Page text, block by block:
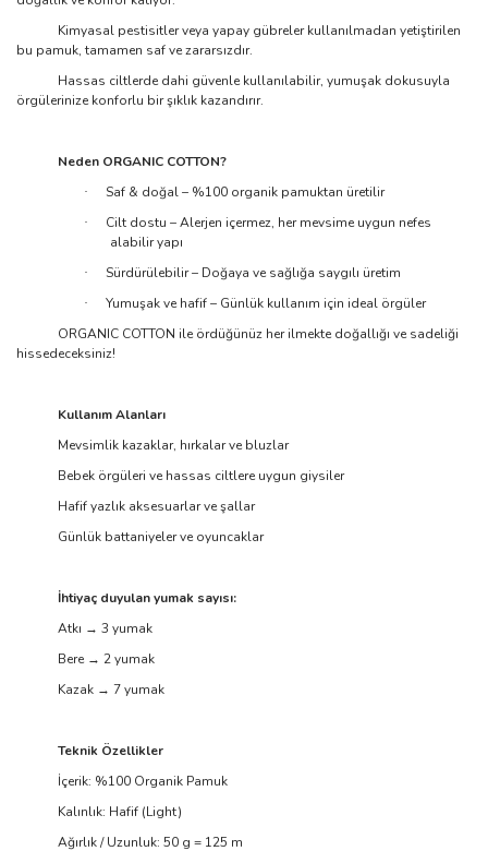
Kimyasal pestisitler veya yapay gübreler kullanılmadan yetiştirilen
bu pamuk, tamamen saf ve zararsızdır.
Hassas ciltlerde dahi güvenle kullanılabilir, yumuşak dokusuyla
örgülerinize konforlu bir şıklık kazandırır.
Neden ORGANIC COTTON?
· Saf & doğal – %100 organik pamuktan üretilir
·
Cilt dostu – Alerjen içermez, her mevsime uygun nefes
alabilir yapı
· Sürdürülebilir – Doğaya ve sağlığa saygılı üretim
·
Yumuşak ve hafif – Günlük kullanım için ideal örgüler
ORGANIC COTTON ile ördüğünüz her ilmekte doğallığı ve sadeliği
hissedeceksiniz!
Kullanım Alanları
Mevsimlik kazaklar, hırkalar ve bluzlar
Bebek örgüleri ve hassas ciltlere uygun giysiler
Hafif yazlık aksesuarlar ve şallar
Günlük battaniyeler ve oyuncaklar
İhtiyaç duyulan yumak sayısı:
Atkı → 3 yumak
Bere → 2 yumak
Kazak → 7 yumak
Teknik Özellikler
İçerik: %100 Organik Pamuk
Kalınlık: Hafif (Light)
Ağırlık / Uzunluk: 50 g = 125 m